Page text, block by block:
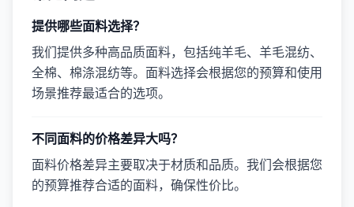
提供哪些面料选择？
我们提供多种高品质面料，包括纯羊毛、羊毛混纺、
全棉、棉涤混纺等。面料选择会根据您的预算和使用
场景推荐最适合的选项。
不同面料的价格差异大吗？
面料价格差异主要取决于材质和品质。我们会根据您
的预算推荐合适的面料，确保性价比。